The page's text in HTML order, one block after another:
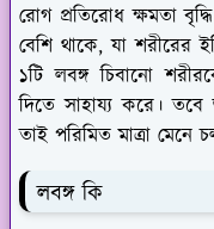
রোগ প্রতিরোধ ক্ষমতা
বেশি থাকে, যা শরীরের
১টি লবঙ্গ চিবানো
দিতে সাহায্য করে।
তাই পরিমিত মাত্রা মেনে
লবঙ্গ কি